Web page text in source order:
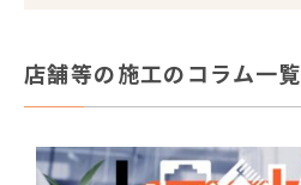
店舗等の施工のコラム一覧